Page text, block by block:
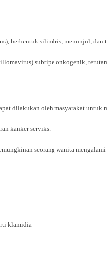
berbentuk silindris, menonjol, dan
subtipe onkogenik,
dilakukan oleh masyarakat
kanker serviks.
seorang wanita
klamidia